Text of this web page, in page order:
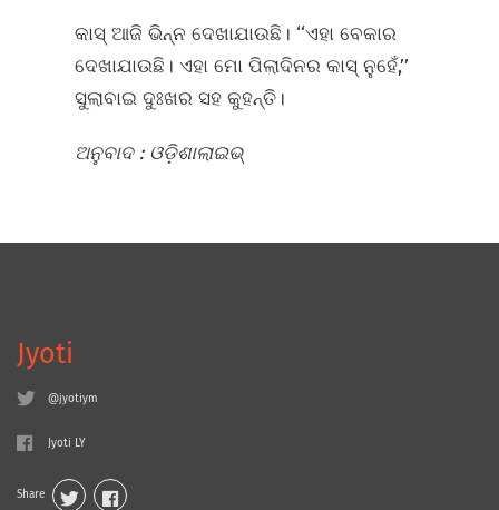
କାସ୍‌ ଆଜି ଭିନ୍ନ ଦେଖାଯାଉଛି। ‘‘ଏହା ବେକାର
ଦେଖାଯାଉଛି। ଏହା ମୋ ପିଲାଦିନର କାସ୍‌ ନୁହେଁ,’’
ସୁଲାବାଇ ଦୁଃଖର ସହ କୁହନ୍ତି।
ଅନୁବାଦ : ଓଡ଼ିଶାଲାଇଭ୍‍
Jyoti
@jyotiym
Jyoti LY
Share